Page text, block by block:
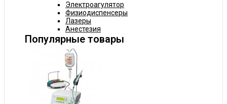
Электроагулятор
Физиодиспенсеры
Лазеры
Анестезия
Популярные товары